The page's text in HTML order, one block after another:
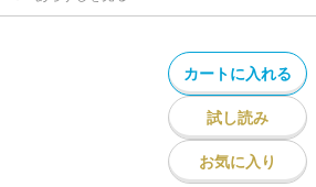
カートに入れる
試し読み
お気に入り